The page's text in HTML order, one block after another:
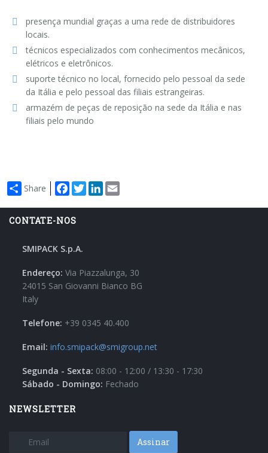
Empacotadoras de caixas wrap-around
Série WPS
Aplicadores de alças automáticas
Série HA
presença mundial graças a uma rede de distribuidores
locais.
técnicos especializados com conhecimentos mecânicos,
elétricos e eletrônicos.
suporte técnico no local, fornecido pelo pessoal da sede
da Itália e pelo pessoal das filiais estrangeiras.
armazém de peças de reposição na sede da Itália e nas
filiais pelo mundo
Share Facebook
TwitterLinkedIn
CONTATE-NOS
SMIPACK S.p.A.
Endereço: Via Piazzalunga, 30
24015 San Giovanni Bianco BG
Italy
Telefone: +39 0345 40.400
Email: info.smipack@smigroup.net
Segunda - Sexta: 08:00 - 12:00 / 13:30 - 17:30
Sábado - Domingo: Fechado
NEWSLETTER
Assinar